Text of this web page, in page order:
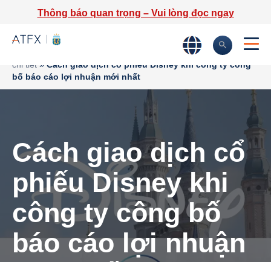
Thông báo quan trọng – Vui lòng đọc ngay
Tin tức thị trường & Thông tin
chi tiết » Cách giao dịch cổ phiếu Disney khi công ty công
bố báo cáo lợi nhuận mới nhất
Cách giao dịch cổ
phiếu Disney khi
công ty công bố
báo cáo lợi nhuận